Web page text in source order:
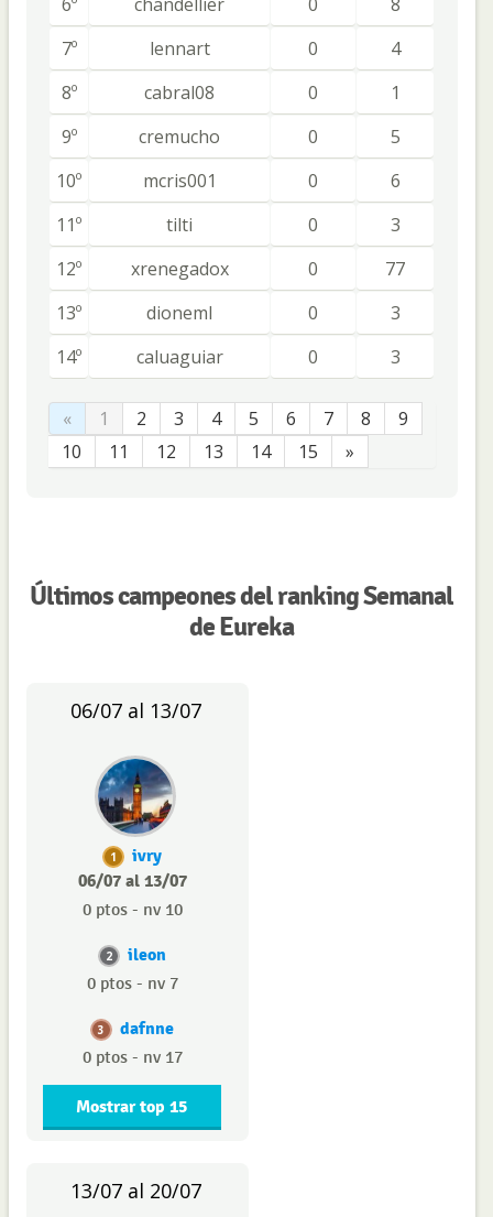
7º
lennart 0
4
8º
cabral08 0
1
9º
cremucho 0
5
10º
mcris001 0
6
11º
tilti 0
3
12º
xrenegadox 0
77
13º
dioneml 0
3
14º
caluaguiar 0 3
« 1 2 3 4 5 6 7 8
9
10
11 12 13 14 15 »
Últimos campeones del ranking Semanal
de Eureka
06/07 al 13/07
1
ivry
06/07 al 13/07
0 ptos - nv 10
2 ileon
0 ptos - nv 7
3 dafnne
0 ptos - nv 17
Mostrar top 15
13/07 al 20/07